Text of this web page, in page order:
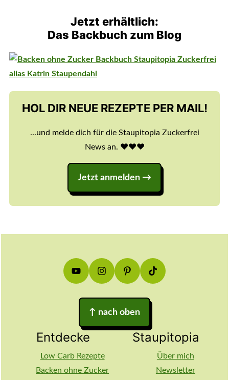
Jetzt erhältlich:
Das Backbuch zum Blog
HOL DIR NEUE REZEPTE PER MAIL!
...und melde dich für die Staupitopia Zuckerfrei
News an. ♥️♥️♥️
Jetzt anmelden
↑ nach oben
Entdecke
Low Carb Rezepte
Backen ohne Zucker
Staupitopia
Über mich
Newsletter